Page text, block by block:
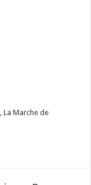
La Marche de